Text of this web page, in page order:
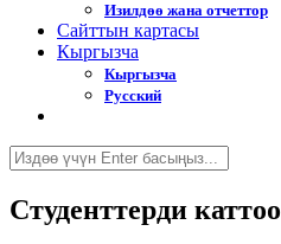
Изилдөө жана отчеттор
Cайттын картасы
Кыргызча
Кыргызча
Русский
Студенттерди каттоо